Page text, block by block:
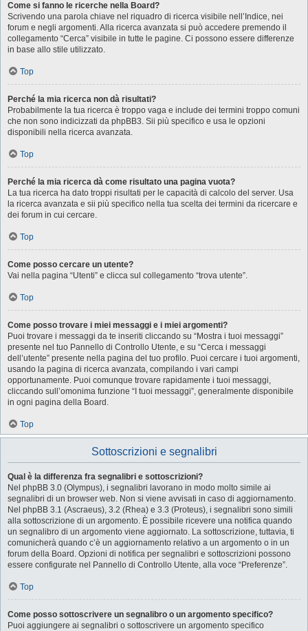
Come si fanno le ricerche nella Board?
Scrivendo una parola chiave nel riquadro di ricerca visibile nell’Indice, nei
forum e negli argomenti. Alla ricerca avanzata si può accedere premendo il
collegamento “Cerca” visibile in tutte le pagine. Ci possono essere differenze
in base allo stile utilizzato.
Top
Perché la mia ricerca non dà risultati?
Probabilmente la tua ricerca è troppo vaga e include dei termini troppo comuni
che non sono indicizzati da phpBB3. Sii più specifico e usa le opzioni
disponibili nella ricerca avanzata.
Top
Perché la mia ricerca dà come risultato una pagina vuota?
La tua ricerca ha dato troppi risultati per le capacità di calcolo del server. Usa
la ricerca avanzata e sii più specifico nella tua scelta dei termini da ricercare e
dei forum in cui cercare.
Top
Come posso cercare un utente?
Vai nella pagina “Utenti” e clicca sul collegamento “trova utente”.
Top
Come posso trovare i miei messaggi e i miei argomenti?
Puoi trovare i messaggi da te inseriti cliccando su “Mostra i tuoi messaggi”
presente nel tuo Pannello di Controllo Utente, e su “Cerca i messaggi
dell’utente” presente nella pagina del tuo profilo. Puoi cercare i tuoi argomenti,
usando la pagina di ricerca avanzata, compilando i vari campi
opportunamente. Puoi comunque trovare rapidamente i tuoi messaggi,
cliccando sull’omonima funzione “I tuoi messaggi”, generalmente disponibile
in ogni pagina della Board.
Top
Sottoscrizioni e segnalibri
Qual è la differenza fra segnalibri e sottoscrizioni?
Nel phpBB 3.0 (Olympus), i segnalibri lavorano in modo molto simile ai
segnalibri di un browser web. Non si viene avvisati in caso di aggiornamento.
Nel phpBB 3.1 (Ascraeus), 3.2 (Rhea) e 3.3 (Proteus), i segnalibri sono simili
alla sottoscrizione di un argomento. È possibile ricevere una notifica quando
un segnalibro di un argomento viene aggiornato. La sottoscrizione, tuttavia, ti
comunicherà quando c’è un aggiornamento relativo a un argomento o in un
forum della Board. Opzioni di notifica per segnalibri e sottoscrizioni possono
essere configurate nel Pannello di Controllo Utente, alla voce “Preferenze”.
Top
Come posso sottoscrivere un segnalibro o un argomento specifico?
Puoi aggiungere ai segnalibri o sottoscrivere un argomento specifico